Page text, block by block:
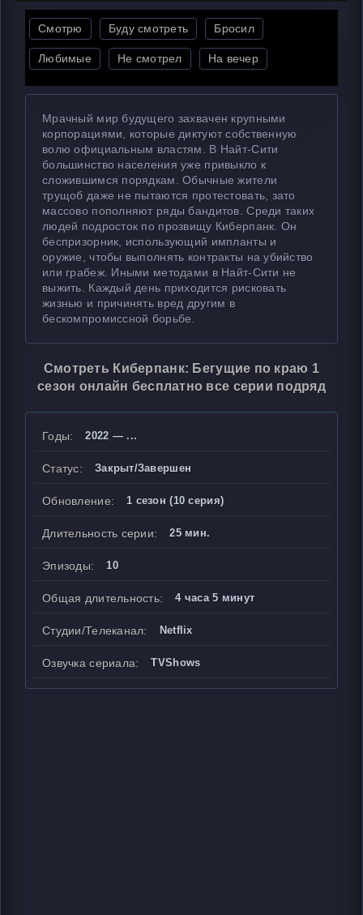
Смотрю Буду смотреть Бросил
Любимые Не смотрел На вечер
Мрачный мир будущего захвачен крупными
корпорациями, которые диктуют собственную
волю официальным властям. В Найт-Сити
большинство населения уже привыкло к
сложившимся порядкам. Обычные жители
трущоб даже не пытаются протестовать, зато
массово пополняют ряды бандитов. Среди таких
людей подросток по прозвищу Киберпанк. Он
беспризорник, использующий импланты и
оружие, чтобы выполнять контракты на убийство
или грабеж. Иными методами в Найт-Сити не
выжить. Каждый день приходится рисковать
жизнью и причинять вред другим в
бескомпромиссной борьбе.
Смотреть Киберпанк: Бегущие по краю 1
сезон онлайн бесплатно все серии подряд
Годы: 2022 — ...
Статус: Закрыт/Завершен
Обновление: 1 сезон (10 серия)
Длительность серии: 25 мин.
Эпизоды: 10
Общая длительность: 4 часа 5 минут
Студии/Телеканал: Netflix
Озвучка сериала: TVShows